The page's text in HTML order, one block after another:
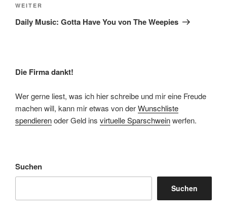
Nächster
Beitrag
WEITER
Daily Music: Gotta Have You von The Weepies
Die Firma dankt!
Wer gerne liest, was ich hier schreibe und mir eine Freude
machen will, kann mir etwas von derWunschliste
spendierenoder Geld ins virtuelle Sparschweinwerfen.
Suchen
Suchen